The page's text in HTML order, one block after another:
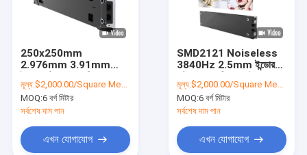
250x250mm
2.976mm 3.91mm
কালার হাই ডেফিনিশন
মূল্য:$2,000.00/Square Meters 6-49 Square Meters
MOQ:6 বর্গ মিটার
সর্বশেষ দাম পান
এখন যোগাযোগ
SMD2121 Noiseless
3840Hz 2.5mm ইন্ডোর
রেজোলিউশন 250x1000
মূল্য:$2,000.00/Square Meters 6-49 Square Meters
MOQ:6 বর্গ মিটার
সর্বশেষ দাম পান
এখন যোগাযোগ